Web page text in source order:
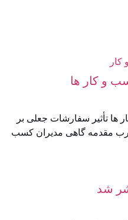
و کار ها
ها تأثیر سفارشات جعلی بر
مقدمه گاهی مدیران کسب